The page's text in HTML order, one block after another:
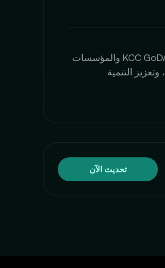
مؤسسة KCS هي كيان إداري يتكون من العديد من أصحاب المصلحة، بما في ذلك فريق KuCoin الأساسي ومؤسسة KCC GoDAO والمؤسسات
الاستثمارية وممثلي المجتمع الذين هم حاملي KCS. تعمل المؤسسة على اتخاذ قرارات بشأن التطوير المستقبلي لـ KCS، وتعزيز التنمية
تحديث الآن